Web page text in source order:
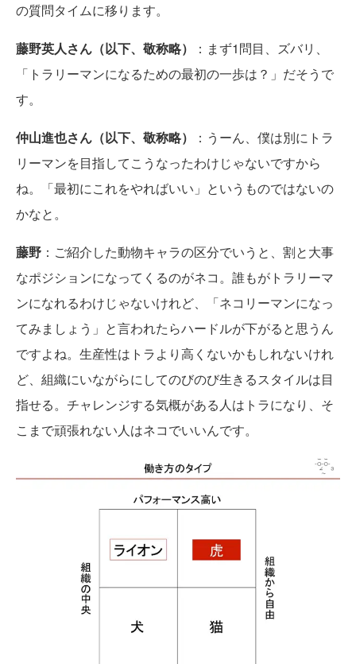
の質問タイムに移ります。
藤野英人さん（以下、敬称略）
：まず1問目、ズバリ、
「トラリーマンになるための最初の一歩は？」だそうで
す。
仲山進也さん（以下、敬称略）
：うーん、僕は別にトラ
リーマンを目指してこうなったわけじゃないですから
ね。「最初にこれをやればいい」というものではないの
かなと。
藤野 ：ご紹介した動物キャラの区分でいうと、割と大事
なポジションになってくるのがネコ。誰もがトラリーマ
ンになれるわけじゃないけれど、「ネコリーマンになっ
てみましょう」と言われたらハードルが下がると思うん
ですよね。生産性はトラより高くないかもしれないけれ
ど、組織にいながらにしてのびのび生きるスタイルは目
指せる。チャレンジする気概がある人はトラになり、そ
こまで頑張れない人はネコでいいんです。